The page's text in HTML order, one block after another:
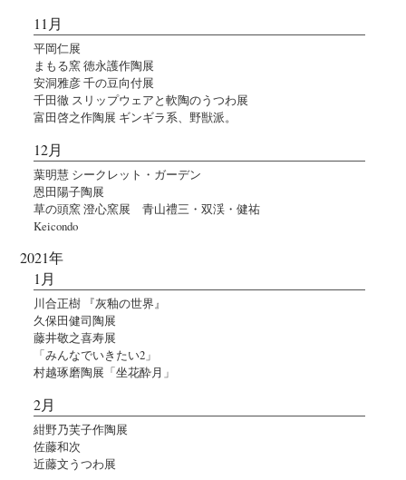
11月
平岡仁展
まもる窯 徳永護作陶展
安洞雅彦 千の豆向付展
千田徹 スリップウェアと軟陶のうつわ展
富田啓之作陶展 ギンギラ系、野獣派。
12月
葉明慧 シークレット・ガーデン
恩田陽子陶展
草の頭窯 澄心窯展 青山禮三・双渓・健祐
Keicondo
2021年
1月
川合正樹 『灰釉の世界』
久保田健司陶展
藤井敬之喜寿展
「みんなでいきたい2」
村越琢磨陶展「坐花酔月」
2月
紺野乃芙子作陶展
佐藤和次
近藤文うつわ展